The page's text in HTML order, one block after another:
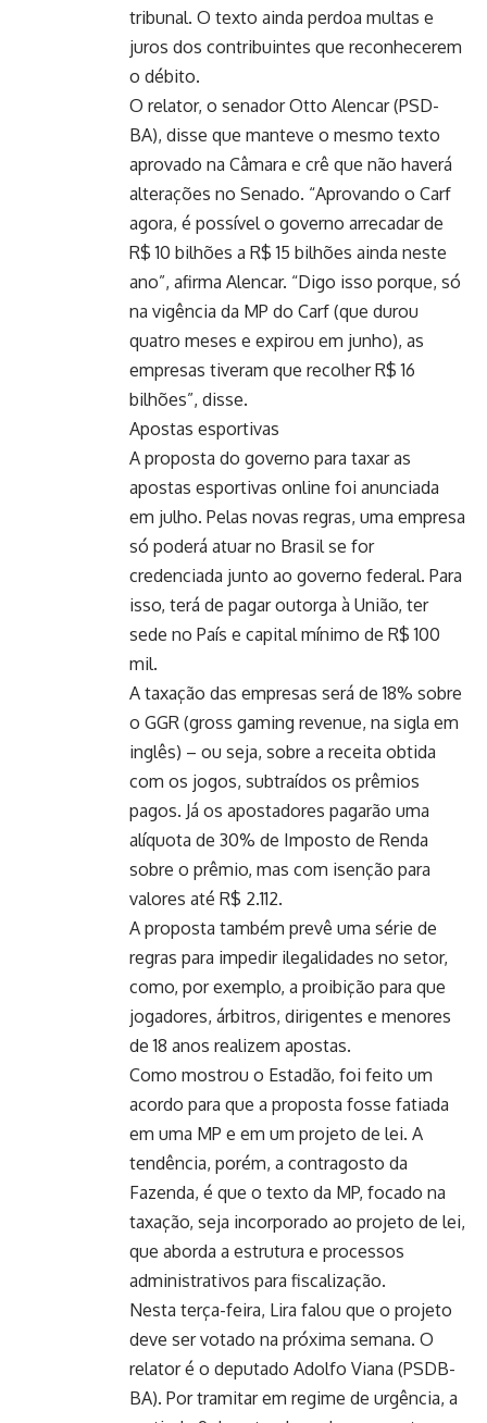
tribunal. O texto ainda perdoa multas e
juros dos contribuintes que reconhecerem
o débito.
O relator, o senador Otto Alencar (PSD-
BA), disse que manteve o mesmo texto
aprovado na Câmara e crê que não haverá
alterações no Senado. “Aprovando o Carf
agora, é possível o governo arrecadar de
R$ 10 bilhões a R$ 15 bilhões ainda neste
ano”, afirma Alencar. “Digo isso porque, só
na vigência da MP do Carf (que durou
quatro meses e expirou em junho), as
empresas tiveram que recolher R$ 16
bilhões”, disse.
Apostas esportivas
A proposta do governo para taxar as
apostas esportivas online foi anunciada
em julho. Pelas novas regras, uma empresa
só poderá atuar no Brasil se for
credenciada junto ao governo federal. Para
isso, terá de pagar outorga à União, ter
sede no País e capital mínimo de R$ 100
mil.
A taxação das empresas será de 18% sobre
o GGR (gross gaming revenue, na sigla em
inglês) – ou seja, sobre a receita obtida
com os jogos, subtraídos os prêmios
pagos. Já os apostadores pagarão uma
alíquota de 30% de Imposto de Renda
sobre o prêmio, mas com isenção para
valores até R$ 2.112.
A proposta também prevê uma série de
regras para impedir ilegalidades no setor,
como, por exemplo, a proibição para que
jogadores, árbitros, dirigentes e menores
de 18 anos realizem apostas.
Como mostrou o Estadão, foi feito um
acordo para que a proposta fosse fatiada
em uma MP e em um projeto de lei. A
tendência, porém, a contragosto da
Fazenda, é que o texto da MP, focado na
taxação, seja incorporado ao projeto de lei,
que aborda a estrutura e processos
administrativos para fiscalização.
Nesta terça-feira, Lira falou que o projeto
deve ser votado na próxima semana. O
relator é o deputado Adolfo Viana (PSDB-
BA). Por tramitar em regime de urgência, a